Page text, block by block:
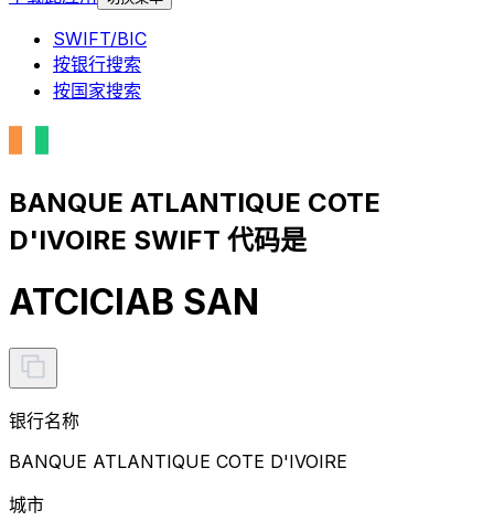
SWIFT/BIC
按银行搜索
按国家搜索
BANQUE ATLANTIQUE COTE
D'IVOIRE SWIFT 代码是
ATCICIAB SAN
银行名称
BANQUE ATLANTIQUE COTE D'IVOIRE
城市